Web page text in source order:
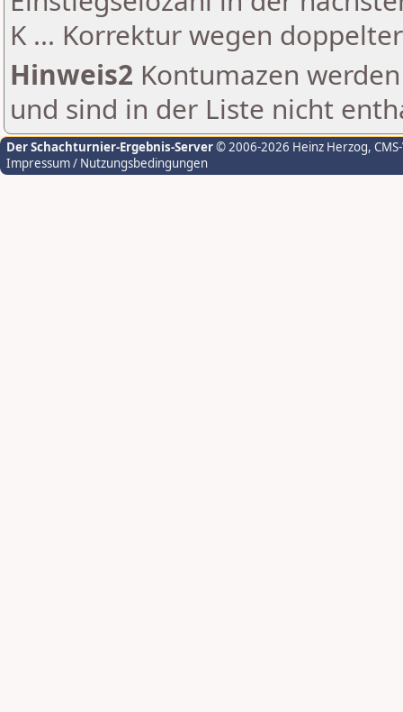
K ... Korrektur wegen
Hinweis2 Kontumazen
und sind in der Liste nicht
Der Schachturnier-Ergebnis-Server© 2006-2026 Heinz Herzog,
Impressum / Nutzungsbedingungen